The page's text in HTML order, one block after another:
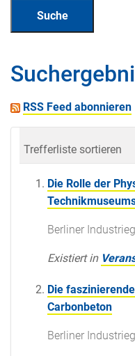
RSS Feed abonnieren
Trefferliste sortieren
Die Rolle der
Berliner
Existiert in
Die
Carbonbeton
Berliner